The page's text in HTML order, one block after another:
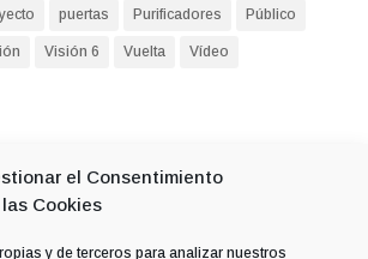
el Consentimiento
las Cookies
y de terceros para analizar nuestros
puertas Purificadores Público
Visión 6 Vuelta Vídeo